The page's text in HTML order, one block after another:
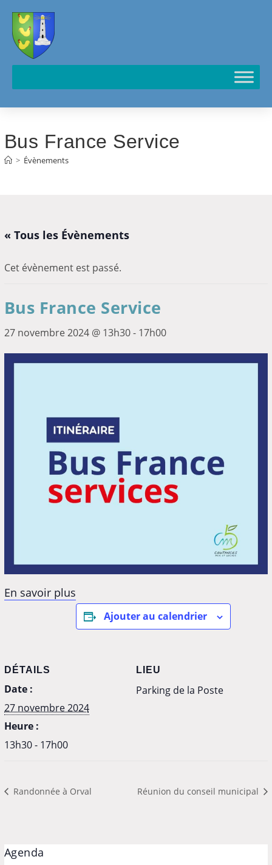
Bus France Service
> Évènements
« Tous les Évènements
Cet évènement est passé.
Bus France Service
27 novembre 2024 @ 13h30- 17h00
En savoir plus
Ajouter au calendrier
DÉTAILS
Date :
27 novembre 2024
Heure :
13h30 - 17h00
LIEU
Parking de la Poste
Randonnée à Orval Réunion du conseil municipal
Agenda